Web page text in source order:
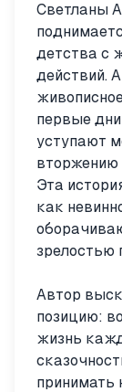
Светланы
детства с
действий.
первые
уступают
вторжению
Эта
как
зрелостью
Автор
позицию:
жизнь
принимать